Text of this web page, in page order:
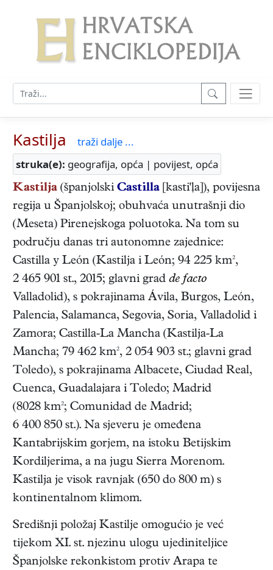
Kastilja
traži dalje ...
struka(e): geografija, opća | povijest, opća
Kastilja (španjolski Castilla [kasti'ļa]), povijesna
regija u Španjolskoj; obuhvaća unutrašnji dio
(Meseta) Pirenejskoga poluotoka. Na tom su
području danas tri autonomne zajednice:
Castilla y León (Kastilja i León; 94 225 km²,
2 465 901 st., 2015; glavni grad de facto
Valladolid), s pokrajinama Ávila, Burgos, León,
Palencia, Salamanca, Segovia, Soria, Valladolid i
Zamora; Castilla-La Mancha (Kastilja-La
Mancha; 79 462 km², 2 054 903 st.; glavni grad
Toledo), s pokrajinama Albacete, Ciudad Real,
Cuenca, Guadalajara i Toledo; Madrid
(8028 km²; Comunidad de Madrid;
6 400 850 st.). Na sjeveru je omeđena
Kantabrijskim gorjem, na istoku Betijskim
Kordiljerima, a na jugu Sierra Morenom.
Kastilja je visok ravnjak (650 do 800 m) s
kontinentalnom klimom.
Središnji položaj Kastilje omogućio je već
tijekom XI. st. njezinu ulogu ujediniteljice
Španjolske rekonkistom protiv Arapa te